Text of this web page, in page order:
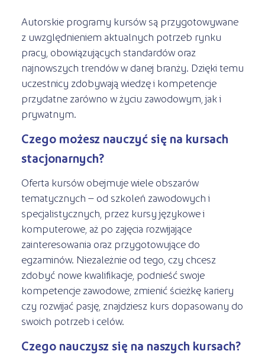
Autorskie programy kursów są przygotowywane
z uwzględnieniem aktualnych potrzeb rynku
pracy, obowiązujących standardów oraz
najnowszych trendów w danej branży. Dzięki temu
uczestnicy zdobywają wiedzę i kompetencje
przydatne zarówno w życiu zawodowym, jak i
prywatnym.
Czego możesz nauczyć się na kursach
stacjonarnych?
Oferta kursów obejmuje wiele obszarów
tematycznych – od szkoleń zawodowych i
specjalistycznych, przez kursy językowe i
komputerowe, aż po zajęcia rozwijające
zainteresowania oraz przygotowujące do
egzaminów. Niezależnie od tego, czy chcesz
zdobyć nowe kwalifikacje, podnieść swoje
kompetencje zawodowe, zmienić ścieżkę kariery
czy rozwijać pasję, znajdziesz kurs dopasowany do
swoich potrzeb i celów.
Czego nauczysz się na naszych kursach?